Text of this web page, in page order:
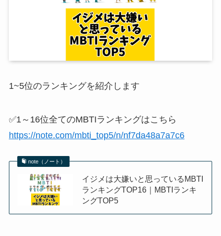
1~5位のランキングを紹介します
✅1～16位全てのMBTIランキングはこちら
https://note.com/mbti_top5/n/nf7da48a7a7c6
note（ノート）
イジメは大嫌いと思っているMBTI
ランキングTOP16｜MBTIランキ
ングTOP5